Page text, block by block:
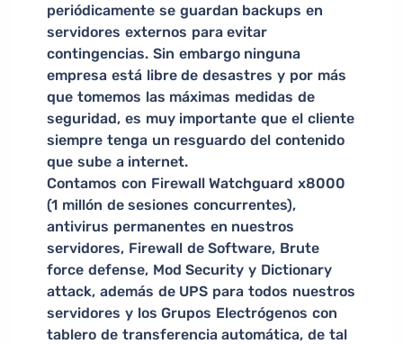
periódicamente se guardan backups en
servidores externos para evitar
contingencias. Sin embargo ninguna
empresa está libre de desastres y por más
que tomemos las máximas medidas de
seguridad, es muy importante que el cliente
siempre tenga un resguardo del contenido
que sube a internet.
Contamos con Firewall Watchguard x8000
(1 millón de sesiones concurrentes),
antivirus permanentes en nuestros
servidores, Firewall de Software, Brute
force defense, Mod Security y Dictionary
attack, además de UPS para todos nuestros
servidores y los Grupos Electrógenos con
tablero de transferencia automática, de tal